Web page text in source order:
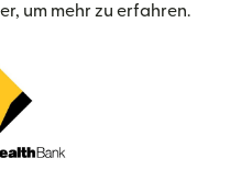
um mehr zu erfahren.